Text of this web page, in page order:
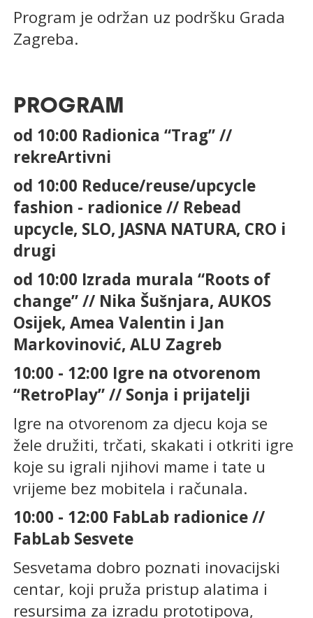
Program je održan uz podršku Grada
Zagreba.
PROGRAM
od 10:00 Radionica “Trag” //
rekreArtivni
od 10:00 Reduce/reuse/upcycle
fashion - radionice // Rebead
upcycle, SLO, JASNA NATURA, CRO i
drugi
od 10:00 Izrada murala “Roots of
change” // Nika Šušnjara, AUKOS
Osijek, Amea Valentin i Jan
Markovinović, ALU Zagreb
10:00 - 12:00 Igre na otvorenom
“RetroPlay” // Sonja i prijatelji
Igre na otvorenom za djecu koja se
žele družiti, trčati, skakati i otkriti igre
koje su igrali njihovi mame i tate u
vrijeme bez mobitela i računala.
10:00 - 12:00 FabLab radionice //
FabLab Sesvete
Sesvetama dobro poznati inovacijski
centar, koji pruža pristup alatima i
resursima za izradu prototipova,